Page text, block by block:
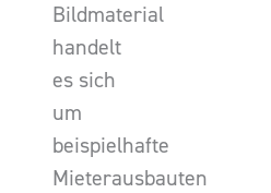
Bildmaterial
handelt
es sich
um
beispielhafte
Mieterausbauten